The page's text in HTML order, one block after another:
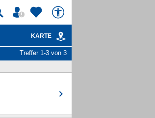
KARTE
Treffer 1-3 von 3